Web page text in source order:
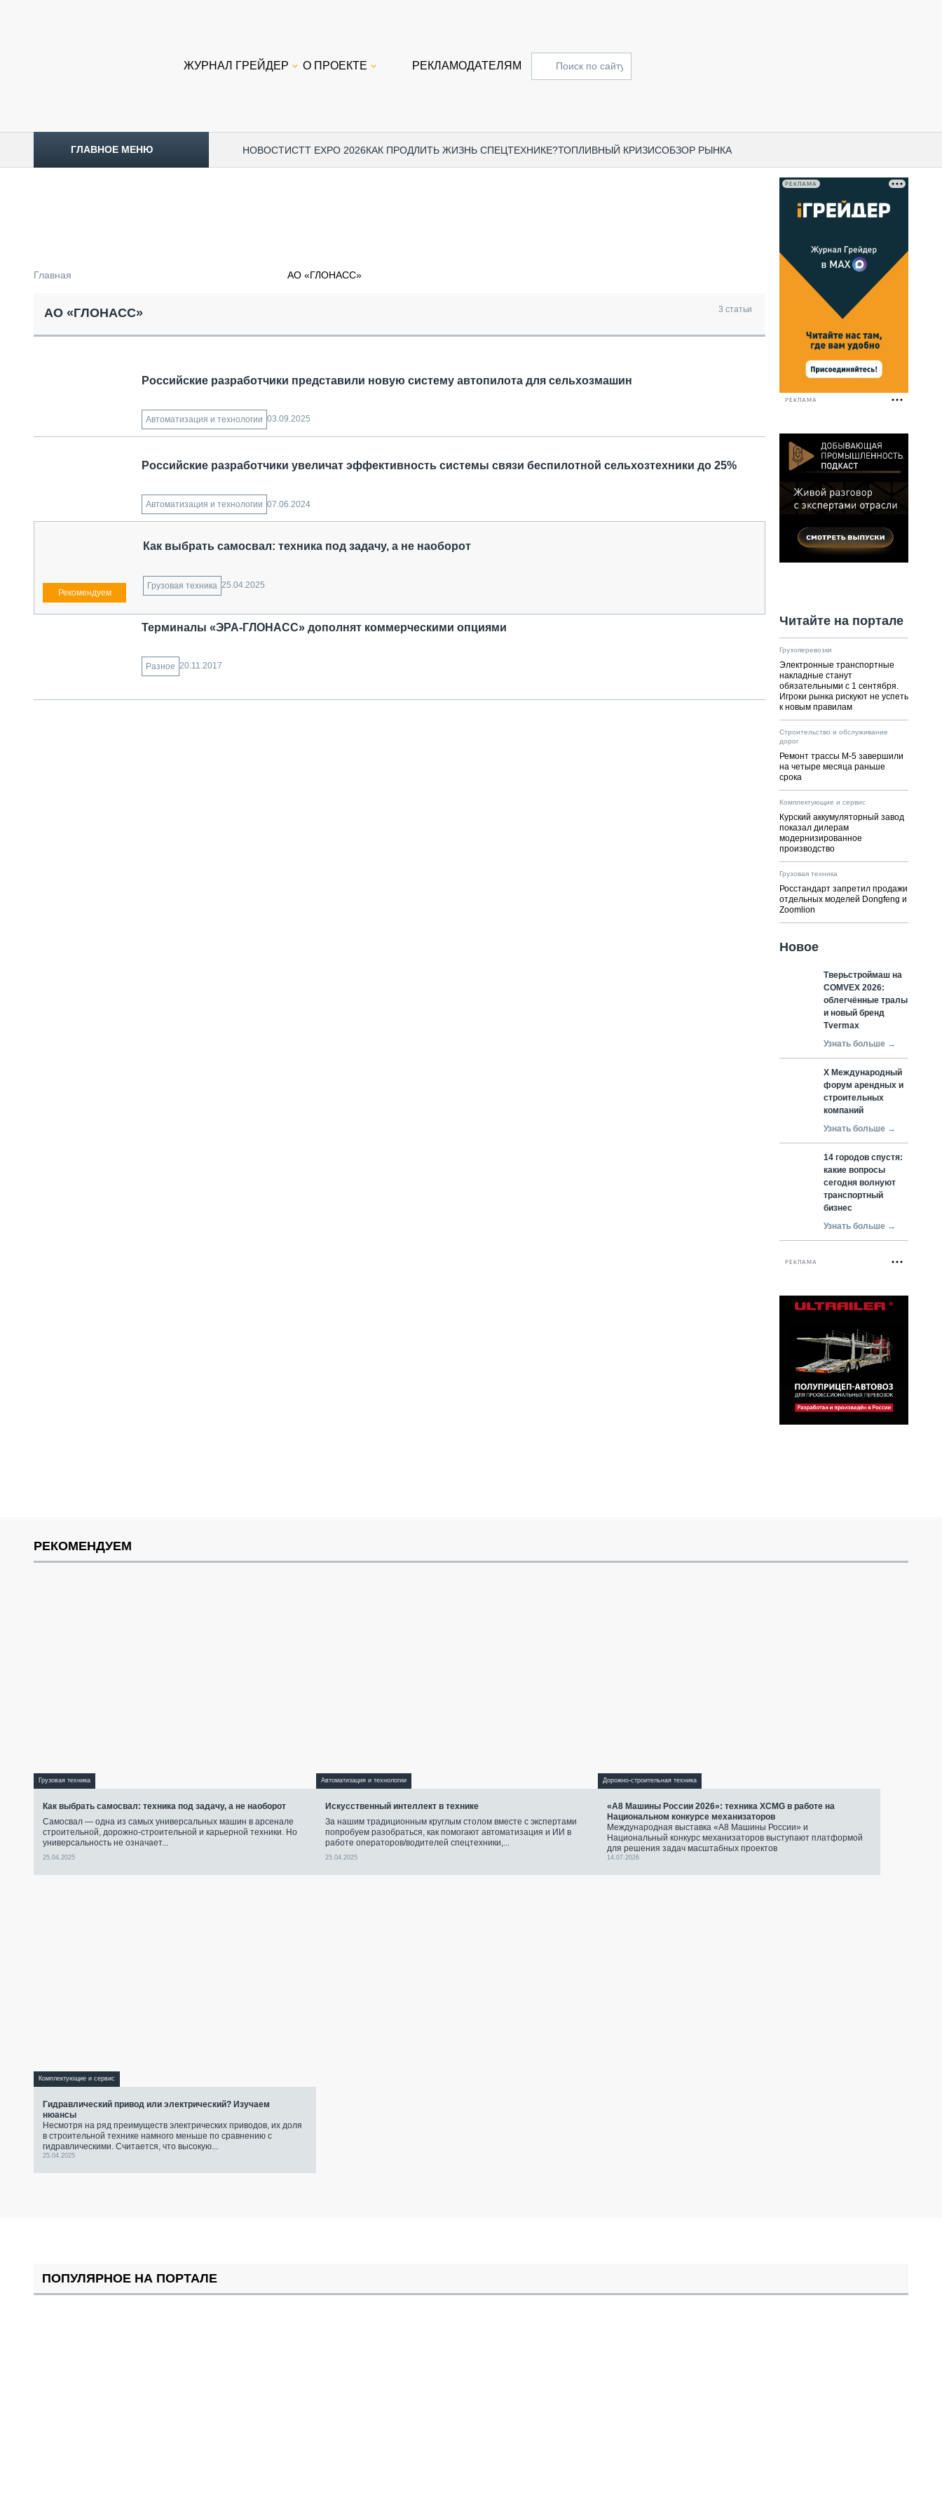
ЖУРНАЛ ГРЕЙДЕР О ПРОЕКТЕ РЕКЛАМОДАТЕЛЯМ
ГЛАВНОЕ МЕНЮ НОВОСТИCTT EXPO 2026КАК ПРОДЛИТЬ ЖИЗНЬ СПЕЦТЕХНИКЕ?ТОПЛИВНЫЙ КРИЗИСОБЗОР РЫНКА
СПЕЦТЕХНИКА И ТРАНСПОРТ
ГРУЗОПЕРЕВОЗКИ
ТЕХНИКА КРУПНЫМ ПЛАНОМ
ДОРОЖНАЯ ИНДУСТРИЯ
СЕРВИСМЕНЫ
КОМТРАНС 2021
БЛИЖАЙШИЕ МЕРОПРИЯТИЯ
ПАССАЖИРСКИЙ ТРАНСПОРТ
АВТОМАТИЗАЦИЯ И ТЕХНОЛОГИИ
Главная АО «ГЛОНАСС»
АО «ГЛОНАСС» 3 статьи
Российские разработчики представили новую систему автопилота для сельхозмашин
Автоматизация и технологии 03.09.2025
Российские разработчики увеличат эффективность системы связи беспилотной сельхозтехники до 25%
Автоматизация и технологии 07.06.2024
Как выбрать самосвал: техника под задачу, а не наоборот
Грузовая техника 25.04.2025
Терминалы «ЭРА-ГЛОНАСС» дополнят коммерческими опциями
Разное 20.11.2017
РЕКЛАМА
РЕКЛАМА
Читайте на портале
Грузоперевозки
Электронные транспортные
накладные станут
обязательными с 1 сентября.
Игроки рынка рискуют не успеть
к новым правилам
Строительство и обслуживание
дорог
Ремонт трассы М-5 завершили
на четыре месяца раньше
срока
Комплектующие и сервис
Курский аккумуляторный завод
показал дилерам
модернизированное
производство
Грузовая техника
Росстандарт запретил продажи
отдельных моделей Dongfeng и
Zoomlion
Новое
Тверьстроймаш на
COMVEX 2026:
облегчённые тралы
и новый бренд
Tvermax
Узнать больше →
X Международный
форум арендных и
строительных
компаний
Узнать больше →
14 городов спустя:
какие вопросы
сегодня волнуют
транспортный
бизнес
Узнать больше →
РЕКЛАМА
РЕКОМЕНДУЕМ
Грузовая техника
Как выбрать самосвал: техника под задачу, а не наоборот
Самосвал — одна из самых универсальных машин в арсенале
строительной, дорожно-строительной и карьерной техники. Но
универсальность не означает...
25.04.2025
Автоматизация и технологии
Искусственный интеллект в технике
За нашим традиционным круглым столом вместе с экспертами
попробуем разобраться, как помогают автоматизация и ИИ в
работе операторов/водителей спецтехники,...
25.04.2025
Дорожно-строительная техника
«А8 Машины России 2026»: техника XCMG в работе на
Национальном конкурсе механизаторов
Международная выставка «А8 Машины России» и
Национальный конкурс механизаторов выступают платформой
для решения задач масштабных проектов
14.07.2026
Комплектующие и сервис
Гидравлический привод или электрический? Изучаем
нюансы
Несмотря на ряд преимуществ электрических приводов, их доля
в строительной технике намного меньше по сравнению с
гидравлическими. Считается, что высокую...
25.04.2025
ПОПУЛЯРНОЕ НА ПОРТАЛЕ